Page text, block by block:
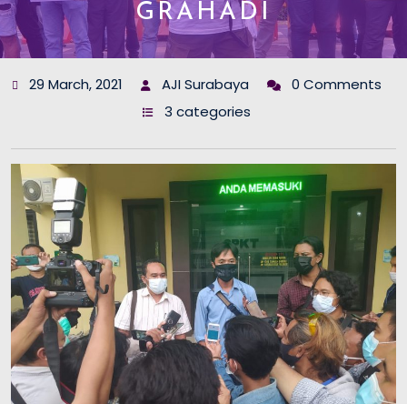
GRAHADI
29 March, 2021 AJI Surabaya
0 Comments
3 categories